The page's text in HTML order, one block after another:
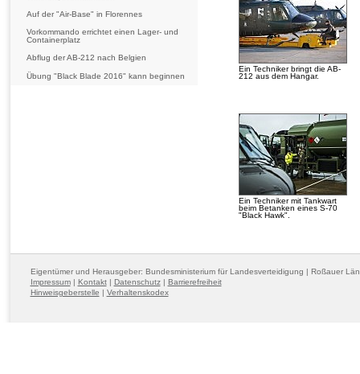
Auf der "Air-Base" in Florennes
Vorkommando errichtet einen Lager- und
Containerplatz
Abflug der AB-212 nach Belgien
Übung "Black Blade 2016" kann beginnen
Ein Techniker bringt die AB-
212 aus dem Hangar.
Ein Techniker mit Tankwart
beim Betanken eines S-70
"Black Hawk".
Eigentümer und Herausgeber: Bundesministerium für Landesverteidigung | Roßauer
Impressum| Kontakt| Datenschutz| Barrierefreiheit
Hinweisgeberstelle | Verhaltenskodex